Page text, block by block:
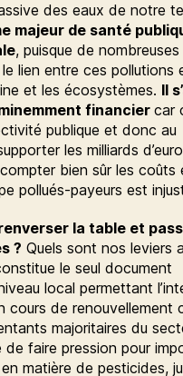
des eaux de notre
majeur de santé
, puisque de
lien entre ces pollutions
et les écosystèmes. Il
financier car
publique et donc au
les milliards
bien sûr les coûts
pollués-payeurs est
la table et
? Quels sont nos leviers
le seul document
local permettant
cours de renouvellement
majoritaires du
de faire pression pour
matière de pesticides,